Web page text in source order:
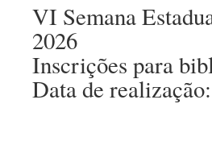
VI Semana
2026
Inscrições para
Data de